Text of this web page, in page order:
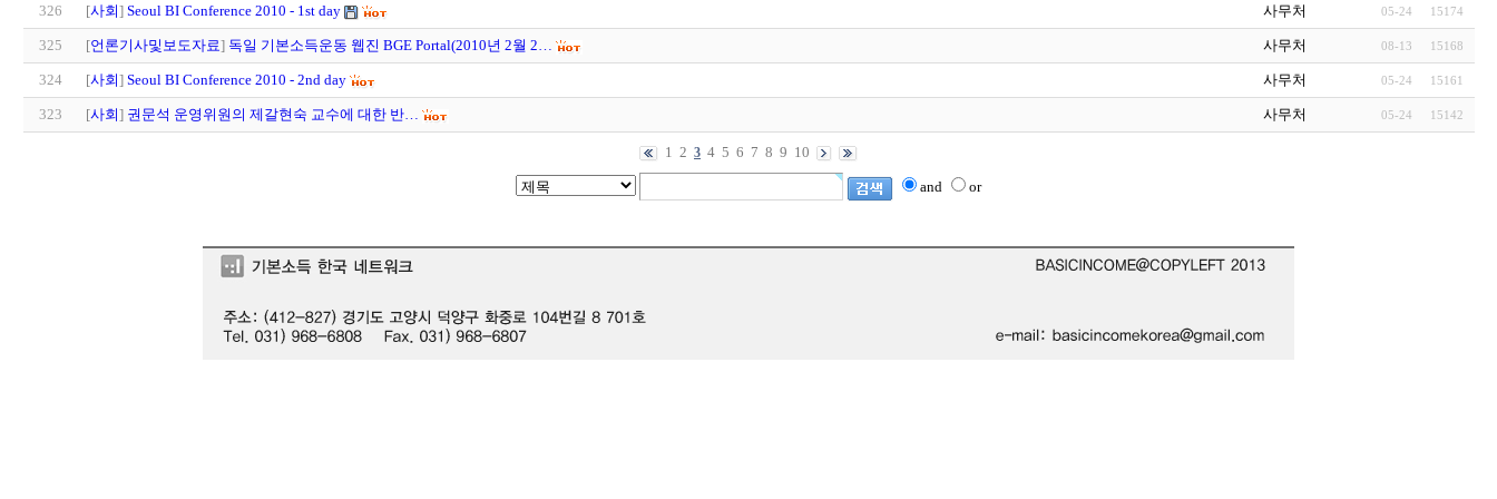
326 [사회] Seoul BI Conference 2010 - 1st day 사무처 05-24 15174
325 [언론기사및보도자료] 독일 기본소득운동 웹진 BGE Portal(2010년 2월 2… 사무처 08-13 15168
324 [사회] Seoul BI Conference 2010 - 2nd day 사무처 05-24 15161
323 [사회] 권문석 운영위원의 제갈현숙 교수에 대한 반… 사무처 05-24 15142
1 2 3 4 5 6 7 8 9 10
and or